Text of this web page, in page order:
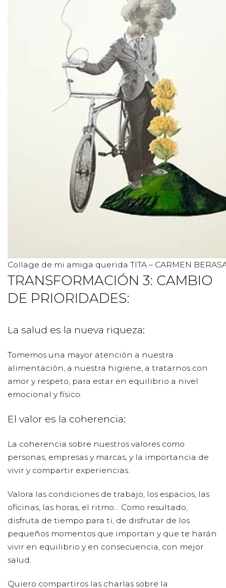
Collage de mi amiga querida TITA – CARMEN
TRANSFORMACIÓN 3: CAMBIO
DE PRIORIDADES:
La salud es la nueva riqueza:
Tomemos una mayor atención a nuestra
alimentación, a nuestra higiene, a tratarnos con
amor y respeto, para estar en equilibrio a nivel
emocional y físico.
El valor es la coherencia:
La coherencia sobre nuestros valores como
personas, empresas y marcas, y la importancia de
vivir y compartir experiencias.
Valora las condiciones de trabajo, los espacios, las
oficinas, las horas, el ritmo… Como resultado,
disfruta de tiempo para ti, de disfrutar de los
pequeños momentos que importan y que te harán
vivir en equilibrio y en consecuencia, con mejor
salud.
Quiero compartiros las charlas sobre la